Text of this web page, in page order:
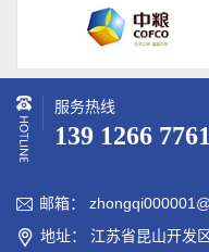
服务热线
139 1266 7761
 邮箱：
 地址： 江苏省昆山开发